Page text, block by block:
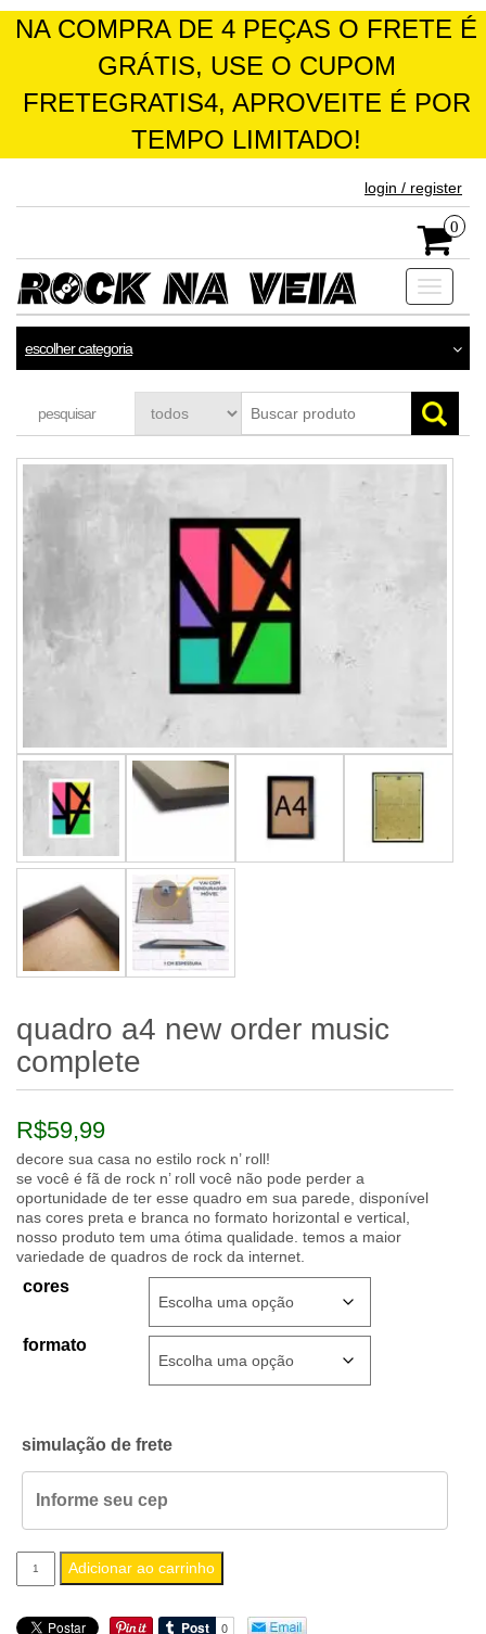
NA COMPRA DE 4 PEÇAS O FRETE É
GRÁTIS, USE O CUPOM
FRETEGRATIS4, APROVEITE É POR
TEMPO LIMITADO!
login / register
0
Toggle
escolher categoria
pesquisar
quadro a4 new order music
complete
R$59,99
decore sua casa no estilo rock n’ roll!
se você é fã de rock n’ roll você não pode perder a
oportunidade de ter esse quadro em sua parede, disponível
nas cores preta e branca no formato horizontal e vertical,
nosso produto tem uma ótima qualidade. temos a maior
variedade de quadros de rock da internet.
cores
formato
simulação de frete
quadro
a4
new
Adicionar ao carrinho